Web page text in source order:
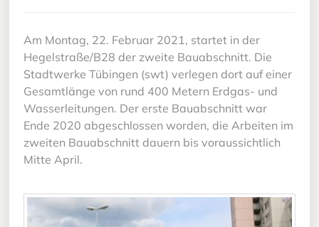
Am Montag, 22. Februar 2021, startet in der
Hegelstraße/B28 der zweite Bauabschnitt. Die
Stadtwerke Tübingen (swt) verlegen dort auf einer
Gesamtlänge von rund 400 Metern Erdgas- und
Wasserleitungen. Der erste Bauabschnitt war
Ende 2020 abgeschlossen worden, die Arbeiten im
zweiten Bauabschnitt dauern bis voraussichtlich
Mitte April.